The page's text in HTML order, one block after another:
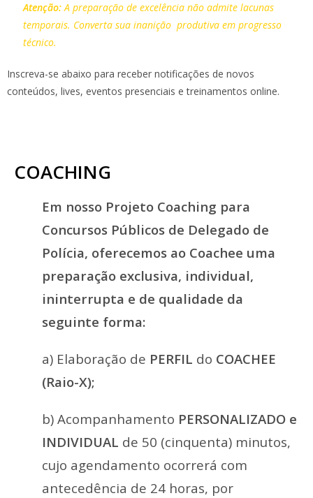
Atenção:A preparação de excelência não admite lacunas
temporais. Converta sua inanição produtiva em progresso
técnico.
Inscreva-se abaixo para receber notificações de novos
conteúdos, lives, eventos presenciais e treinamentos online.
COACHING
Em nosso Projeto Coaching para
Concursos Públicos de Delegado de
Polícia, oferecemos ao Coachee uma
preparação exclusiva, individual,
ininterrupta e de qualidade da
seguinte forma:
a) Elaboração de PERFIL do COACHEE
(Raio-X);
b) Acompanhamento PERSONALIZADO e
INDIVIDUAL de 50 (cinquenta) minutos,
cujo agendamento ocorrerá com
antecedência de 24 horas, por